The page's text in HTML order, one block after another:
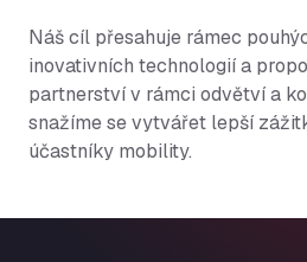
Náš cíl přesahuje rámec
inovativních technologií a
partnerství v rámci odvětví a
snažíme se vytvářet lepší
účastníky mobility.